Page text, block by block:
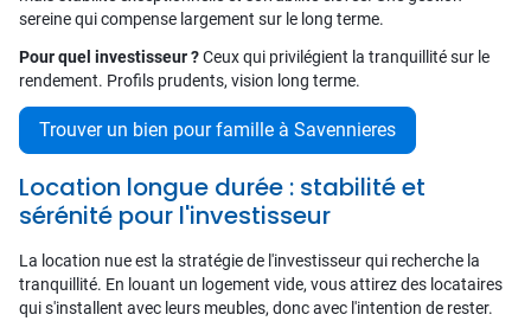
sereine qui compense largement sur le long terme.
Pour quel investisseur ?Ceux qui privilégient la tranquillité sur le
rendement. Profils prudents, vision long terme.
Trouver un bien pour famille à Savennieres
Location longue durée : stabilité et
sérénité pour l'investisseur
La location nue est la stratégie de l'investisseur qui recherche la
tranquillité. En louant un logement vide, vous attirez des locataires
qui s'installent avec leurs meubles, donc avec l'intention de rester.